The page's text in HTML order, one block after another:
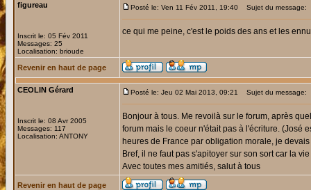
figureau
Inscrit le: 05 Fév 2011
Messages: 25
Localisation: brioude
Posté le: Ven 11 Fév 2011, 19:40 Sujet du message:
ce qui me peine, c'est le poids des ans et les
Revenir en haut de page
CEOLIN Gérard
Inscrit le: 08 Avr 2005
Messages: 117
Localisation: ANTONY
Posté le: Jeu 02 Mai 2013, 09:21 Sujet du message:
Bonjour à tous. Me revoilà sur le forum, après
forum mais le coeur n'était pas à l'écriture. (José
heures de France par obligation morale, je
Bref, il ne faut pas s'apitoyer sur son sort car la
Avec toutes mes amitiés, salut à tous
Revenir en haut de page